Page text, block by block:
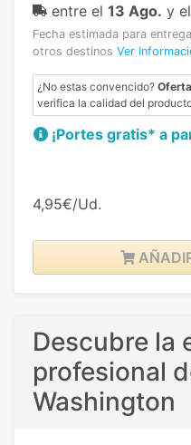
entre el 13 Ago. y el
Fecha estimada para
otros destinos Ver
¿No estas convencido?
verifica la calidad del
¡Portes gratis* a
4,95€/Ud.
Descubre la
profesional
Washington